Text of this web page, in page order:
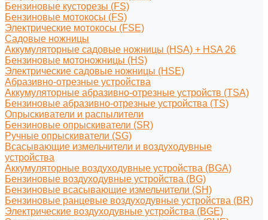
Бензиновые кусторезы (FS)
Бензиновые мотокосы (FS)
Электрические мотокосы (FSE)
Садовые ножницы
Аккумуляторные садовые ножницы (HSA) + HSA 26
Бензиновые мотоножницы (HS)
Электрические садовые ножницы (HSE)
Абразивно-отрезные устройства
Аккумуляторные абразивно-отрезные устройств (TSA)
Бензиновые абразивно-отрезные устройства (TS)
Опрыскиватели и распылители
Бензиновые опрыскиватели (SR)
Ручные опрыскиватели (SG)
Всасывающие измельчители и воздуходувные
устройства
Аккумуляторные воздуходувные устройства (BGA)
Бензиновые воздуходувные устройства (BG)
Бензиновые всасывающие измельчители (SH)
Бензиновые ранцевые воздуходувные устройства (BR)
Электрические воздуходувные устройства (BGE)